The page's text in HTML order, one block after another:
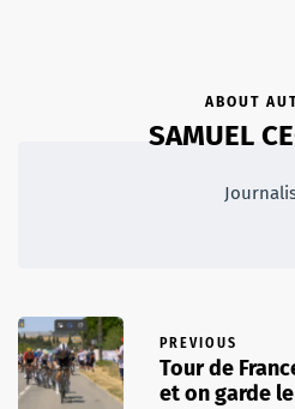
ABOUT
SAMUEL
PREVIOUS
Tour de
et on garde